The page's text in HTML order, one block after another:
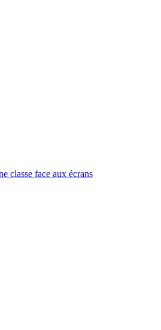
classe face aux écrans